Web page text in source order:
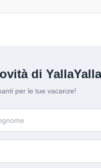
di
per le tue vacanze!